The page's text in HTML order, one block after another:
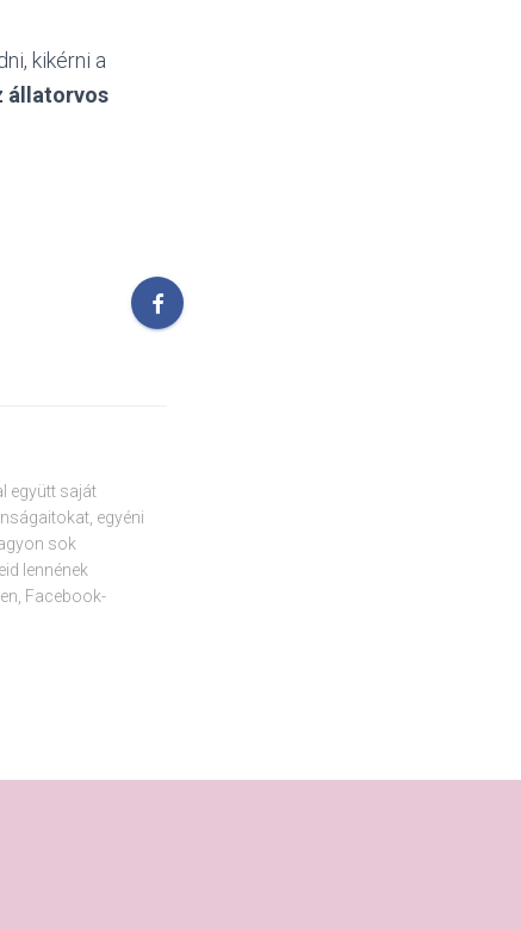
kikérni a
állatorvos
együtt saját
egyéni
sok
lennének
Facebook-